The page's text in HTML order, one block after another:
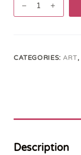
CATEGORIES: ART,
Description